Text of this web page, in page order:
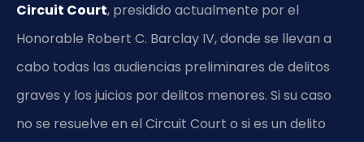
Circuit Court, presidido actualmente por el
Honorable Robert C. Barclay IV, donde se llevan a
cabo todas las audiencias preliminares de delitos
graves y los juicios por delitos menores. Si su caso
no se resuelve en el Circuit Court o si es un delito